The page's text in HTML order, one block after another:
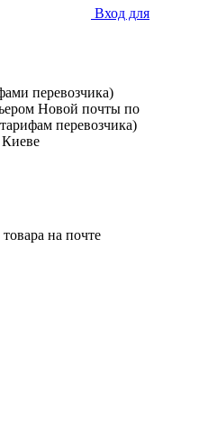
Вход для
перевозчика)
Новой почты по
перевозчика)
на почте